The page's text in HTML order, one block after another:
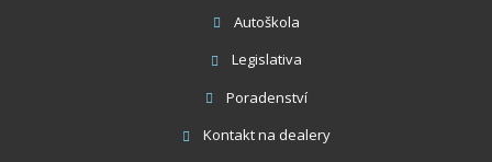
Autoškola
Legislativa
Poradenství
Kontaktna dealery